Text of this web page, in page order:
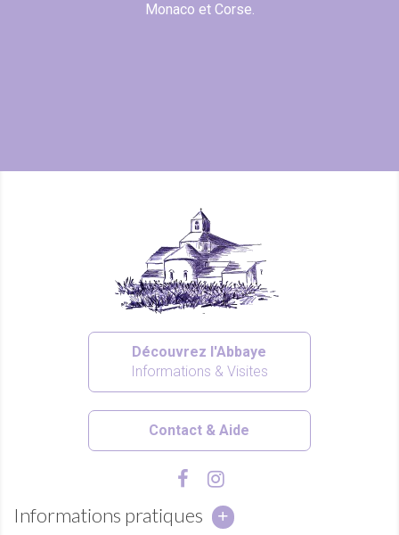
Monaco et Corse.
Découvrez l'Abbaye
Informations & Visites
Contact & Aide
Informations pratiques